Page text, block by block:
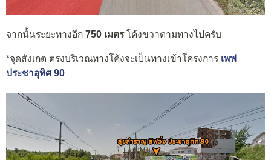
จากนั้นระยะทางอีก 750 เมตรโค้งขวาตามทางไปครับ
*จุดสังเกต ตรงบริเวณทางโค้งจะเป็นทางเข้าโครงการ เพฟ
ประชาอุทิศ 90